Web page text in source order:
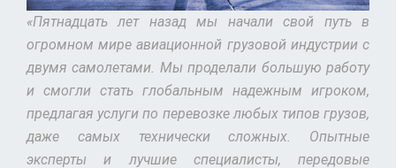
«Пятнадцать лет назад мы начали свой путь в
огромном мире авиационной грузовой индустрии с
двумя самолетами. Мы проделали большую работу
и смогли стать глобальным надежным игроком,
предлагая услуги по перевозке любых типов грузов,
даже самых технически сложных. Опытные
эксперты и лучшие специалисты, передовые